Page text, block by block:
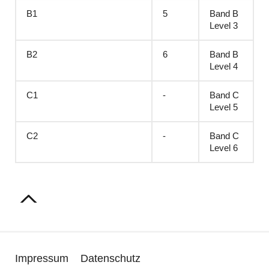
B1 5
Band B
Level 3
B2 6
Band B
Level 4
C1 -
Band C
Level 5
C2 -
Band C
Level 6
Impressum Datenschutz